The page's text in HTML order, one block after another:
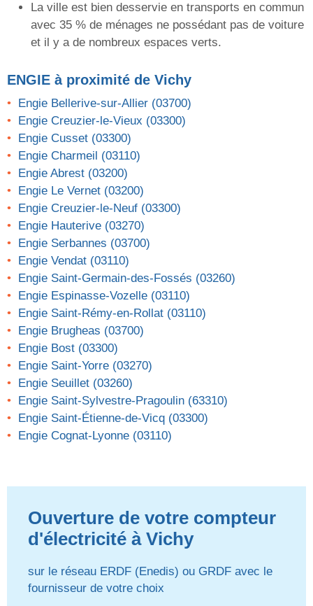
La ville est bien desservie en transports en commun
avec 35 % de ménages ne possédant pas de voiture
et il y a de nombreux espaces verts.
ENGIE à proximité de Vichy
Engie Bellerive-sur-Allier (03700)
Engie Creuzier-le-Vieux (03300)
Engie Cusset (03300)
Engie Charmeil (03110)
Engie Abrest (03200)
Engie Le Vernet (03200)
Engie Creuzier-le-Neuf (03300)
Engie Hauterive (03270)
Engie Serbannes (03700)
Engie Vendat (03110)
Engie Saint-Germain-des-Fossés (03260)
Engie Espinasse-Vozelle (03110)
Engie Saint-Rémy-en-Rollat (03110)
Engie Brugheas (03700)
Engie Bost (03300)
Engie Saint-Yorre (03270)
Engie Seuillet (03260)
Engie Saint-Sylvestre-Pragoulin (63310)
Engie Saint-Étienne-de-Vicq (03300)
Engie Cognat-Lyonne (03110)
Ouverture de votre compteur
d'électricité à Vichy
sur le réseau ERDF (Enedis) ou GRDF avec le
fournisseur de votre choix